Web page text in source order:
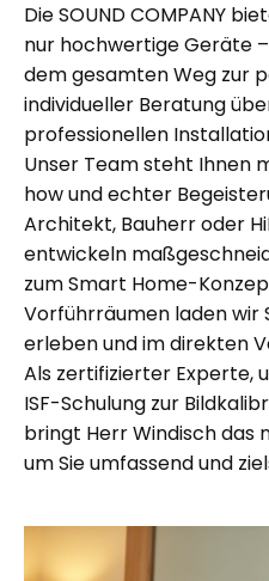
Die SOUND COMPANY
nur hochwertige Geräte
dem gesamten Weg zur
individueller Beratung
professionellen
Unser Team steht Ihnen
how und echter
Architekt, Bauherr oder
entwickeln
zum Smart Home-
Vorführräumen laden wir
erleben und im direkten
Als zertifizierter Experte,
ISF-Schulung zur
bringt Herr Windisch das
um Sie umfassend und